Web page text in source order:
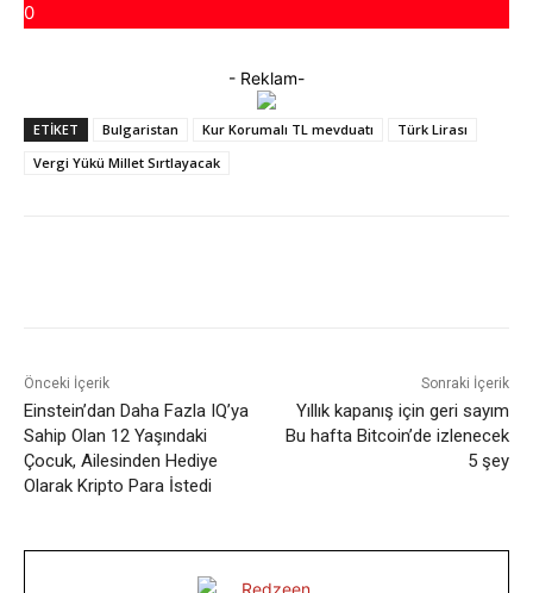
0
- Reklam-
ETIKET Bulgaristan Kur Korumalı TL mevduatı
Türk Lirası
Vergi Yükü Millet Sırtlayacak
Önceki İçerik
Einstein’dan Daha Fazla IQ’ya
Sahip Olan 12 Yaşındaki
Çocuk, Ailesinden Hediye
Olarak Kripto Para İstedi
Sonraki İçerik
Yıllık kapanış için geri sayım
Bu hafta Bitcoin’de izlenecek
5 şey